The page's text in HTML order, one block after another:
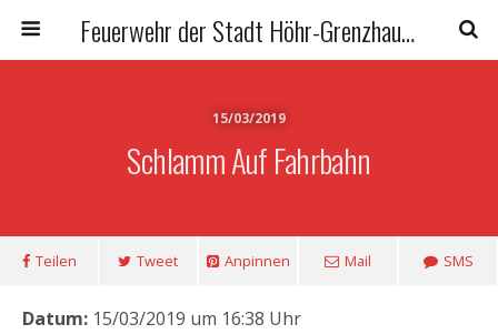
Feuerwehr der Stadt Höhr-Grenzhausen
15/03/2019
Schlamm Auf Fahrbahn
Teilen Tweet Anpinnen Mail SMS
Datum: 15/03/2019 um 16:38 Uhr